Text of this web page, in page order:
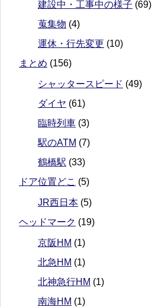
建設中・工事中の様子 (69)
蒐集物 (4)
運休・行先変更 (10)
まとめ (156)
シャッタースピード (49)
ダイヤ (61)
臨時列車 (3)
駅のATM (7)
鶴橋駅 (33)
ドア位置どこ (5)
JR西日本 (5)
ヘッドマーク (19)
京阪HM (1)
北急HM (1)
北神急行HM (1)
南海HM (1)